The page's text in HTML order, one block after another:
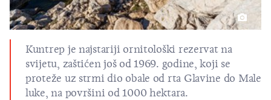
Kuntrep je najstariji ornitološki rezervat na
svijetu, zaštićen još od 1969. godine, koji se
proteže uz strmi dio obale od rta Glavine do Male
luke, na površini od 1000 hektara.